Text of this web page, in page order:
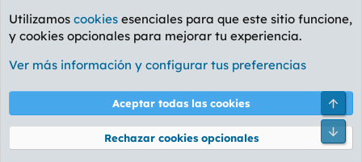
Foro General
Cookies
PL OLDSTYLE AMARILLO
Términos y reglas Política de privacidad Ayuda
Community platform by XenForo® © 2010-2026 XenForo Ltd.
Utilizamos cookies esenciales para que este sitio funcione,
y cookies opcionales para mejorar tu experiencia.
Ver más información y configurar tus preferencias
Aceptar todas las cookies
Rechazar cookies opcionales
Pie